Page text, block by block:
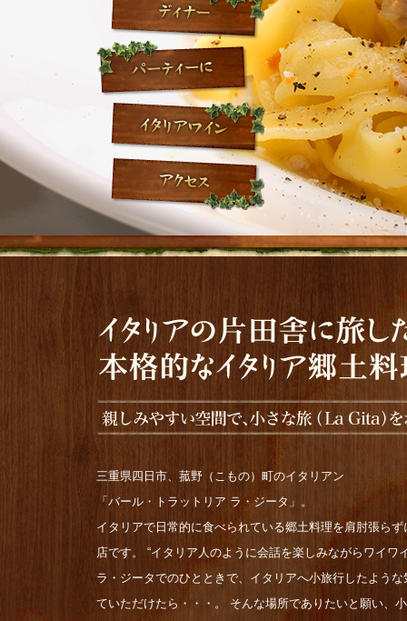
三重県四日市、菰野（こもの）町のイタリアン
「バール・トラットリア ラ・ジータ」。
イタリアで日常的に食べられている郷土料理を肩肘張ら
店です。 “イタリア人のように会話を楽しみながらワイワ
ラ・ジータでのひとときで、イタリアへ小旅行したよう
ていただけたら・・・。 そんな場所でありたいと願い、